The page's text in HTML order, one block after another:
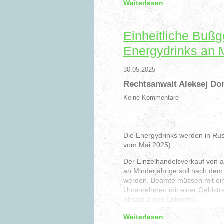
bestimmen und sich nicht aus
Folglich ist die Subsidiarität
verankert, und die
sofern die Vorschriften zum
Ob ein Vertragsverhältnis
deren Bestehen nicht nur
Beweismittel (Korrespondenz
Die Beklagten in diesem Fall
mit der Klägerin, bestritten
auf unbestimmte Zeit
ihnen eingezogenen Mittel
Aleksej Dorochov – Ihr Anwalt
Weiterlesen
Einheitliche
Energydrinks an
30.05.2025
Rechtsanwalt Aleksej
Keine Kommentare
Die Energydrinks werden in
vom Mai 2025).
Der Einzelhandelsverkauf von
an Minderjährige soll nach
werden. Beamte müssen mit
Unternehmen mit einer
Absatz 2 des Entwurfs).
Die Fälle werden von den
Weiterlesen